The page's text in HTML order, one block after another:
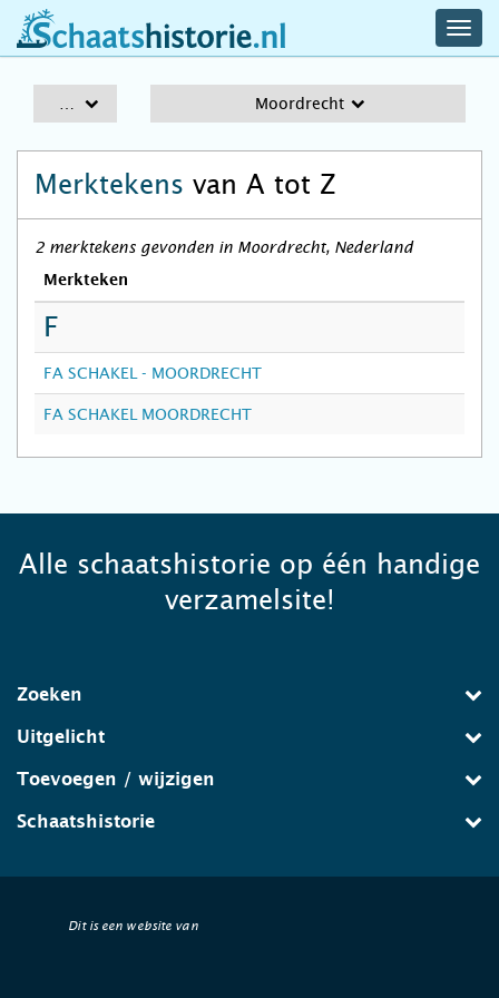
schaatshistorie.nl
Moordrecht
Merktekens van A tot Z
2 merktekens gevonden in Moordrecht, Nederland
Merkteken
F
FA SCHAKEL - MOORDRECHT
FA SCHAKEL MOORDRECHT
Alle schaatshistorie op één handige
verzamelsite!
Zoeken
Uitgelicht
Toevoegen / wijzigen
Schaatshistorie
Dit is een website van